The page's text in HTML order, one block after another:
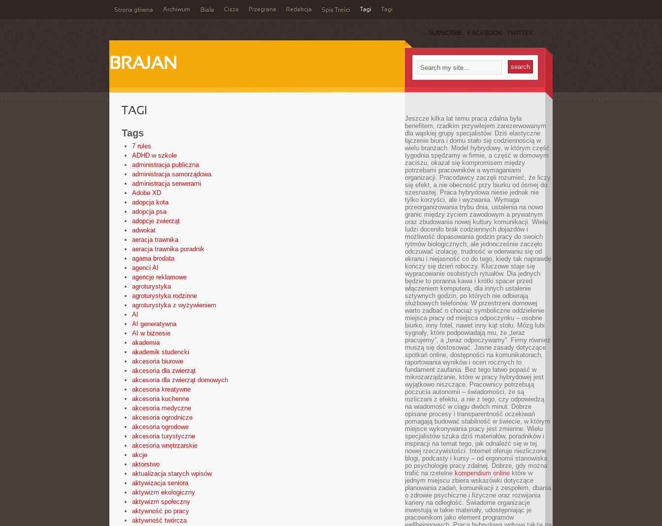
Strona główna Archiwum Biała Cisza Przegrana Redakcja Spis Treści Tagi Tagi
SUBSCRIBE FACEBOOK TWITTER
BRAJAN
TAGI
Tags
7 rules
ADHD w szkole
administracja publiczna
administracja samorządowa
administracja serwerami
Adobe XD
adopcja kota
adopcja psa
adopcje zwierząt
adwokat
aeracja trawnika
aeracja trawnika poradnik
agama brodata
agenci AI
agencje reklamowe
agroturystyka
agroturystyka rodzinne
agroturystyka z wyżywieniem
AI
AI generatywna
AI w biznesie
akademia
akademik studencki
akcesoria biurowe
akcesoria dla zwierząt
akcesoria dla zwierząt domowych
akcesoria kreatywne
akcesoria kuchenne
akcesoria medyczne
akcesoria ogrodnicze
akcesoria ogrodowe
akcesoria turystyczne
akcesoria wnętrzarskie
akcje
aktorstwo
aktualizacja starych wpisów
aktywizacja seniora
aktywizm ekologiczny
aktywizm społeczny
aktywność po pracy
aktywność twórcza
Jeszcze kilka lat temu praca zdalna była
benefitem, rzadkim przywilejem zarezerwowanym
dla wąskiej grupy specjalistów. Dziś elastyczne
łączenie biura i domu stało się codziennością w
wielu branżach. Model hybrydowy, w którym część
tygodnia spędzamy w firmie, a część w domowym
zaciszu, okazał się kompromisem między
potrzebami pracowników a wymaganiami
organizacji. Pracodawcy zaczęli rozumieć, że liczy
się efekt, a nie obecność przy biurku od ósmej do
szesnastej. Praca hybrydowa niesie jednak nie
tylko korzyści, ale i wyzwania. Wymaga
przeorganizowania trybu dnia, ustalenia na nowo
granic między życiem zawodowym a prywatnym
oraz zbudowania nowej kultury komunikacji. Wielu
ludzi doceniło brak codziennych dojazdów i
możliwość dopasowania godzin pracy do swoich
rytmów biologicznych, ale jednocześnie zaczęło
odczuwać izolację, trudność w oderwaniu się od
ekranu i niejasność co do tego, kiedy tak naprawdę
kończy się dzień roboczy. Kluczowe staje się
wypracowanie osobistych rytuałów. Dla jednych
będzie to poranna kawa i krótki spacer przed
włączeniem komputera, dla innych ustalenie
sztywnych godzin, po których nie odbierają
służbowych telefonów. W przestrzeni domowej
warto zadbać o chociaż symboliczne oddzielenie
miejsca pracy od miejsca odpoczynku – osobne
biurko, inny fotel, nawet inny kąt stołu. Mózg lubi
sygnały, które podpowiadają mu, że „teraz
pracujemy”, a „teraz odpoczywamy”. Firmy również
muszą się dostosować. Jasne zasady dotyczące
spotkań online, dostępności na komunikatorach,
raportowania wyników i ocen rocznych to
fundament zaufania. Bez tego łatwo popaść w
mikrozarządzanie, które w pracy hybrydowej jest
wyjątkowo niszczące. Pracownicy potrzebują
poczucia autonomii – świadomości, że są
rozliczani z efektu, a nie z tego, czy odpowiedzą
na wiadomość w ciągu dwóch minut. Dobrze
opisane procesy i transparentność oczekiwań
pomagają budować stabilność w świecie, w którym
miejsce wykonywania pracy jest zmienne. Wielu
specjalistów szuka dziś materiałów, poradników i
inspiracji na temat tego, jak odnaleźć się w tej
nowej rzeczywistości. Internet oferuje niezliczone
blogi, podcasty i kursy – od ergonomii stanowiska
po psychologię pracy zdalnej. Dobrze, gdy można
trafić na rzetelne kompendium online które w
jednym miejscu zbiera wskazówki dotyczące
planowania zadań, komunikacji z zespołem, dbania
o zdrowie psychiczne i fizyczne oraz rozwijania
kariery na odległość. Świadome organizacje
inwestują w takie materiały, udostępniając je
pracownikom jako element programów